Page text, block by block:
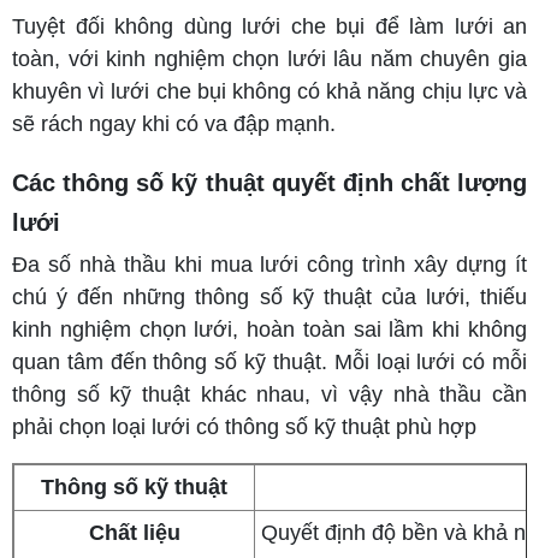
Tuyệt đối không dùng lưới che bụi để làm lưới an
toàn, với kinh nghiệm chọn lưới lâu năm chuyên gia
khuyên vì lưới che bụi không có khả năng chịu lực và
sẽ rách ngay khi có va đập mạnh.
Các thông số kỹ thuật quyết định chất lượng
lưới
Đa số nhà thầu khi mua lưới công trình xây dựng ít
chú ý đến những thông số kỹ thuật của lưới, thiếu
kinh nghiệm chọn lưới, hoàn toàn sai lầm khi không
quan tâm đến thông số kỹ thuật. Mỗi loại lưới có mỗi
thông số kỹ thuật khác nhau, vì vậy nhà thầu cần
phải chọn loại lưới có thông số kỹ thuật phù hợp
Thông số kỹ thuật
Chất liệu
Quyết định độ bền và khả